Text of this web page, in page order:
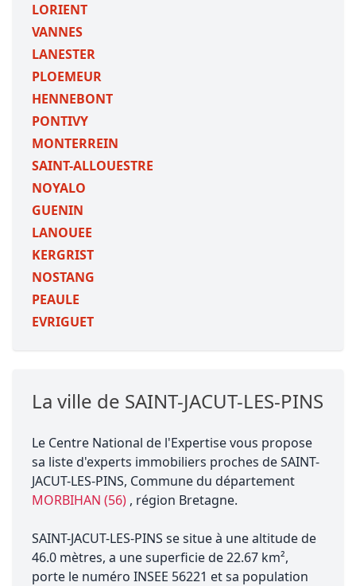
LORIENT
VANNES
LANESTER
PLOEMEUR
HENNEBONT
PONTIVY
MONTERREIN
SAINT-ALLOUESTRE
NOYALO
GUENIN
LANOUEE
KERGRIST
NOSTANG
PEAULE
EVRIGUET
La ville de SAINT-JACUT-LES-PINS
Le Centre National de l'Expertise vous propose
sa liste d'experts immobiliers proches de SAINT-
JACUT-LES-PINS, Commune du département
MORBIHAN (56) , région Bretagne.
SAINT-JACUT-LES-PINS se situe à une altitude de
46.0 mètres, a une superficie de 22.67 km²,
porte le numéro INSEE 56221 et sa population